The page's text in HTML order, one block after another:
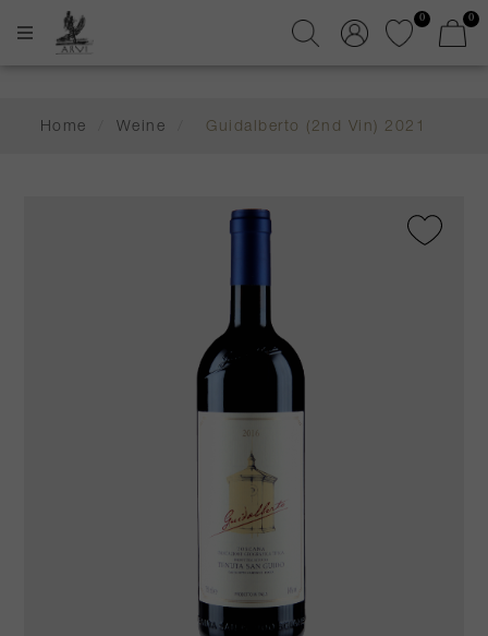
0 0
Home Weine Guidalberto (2nd Vin) 2021